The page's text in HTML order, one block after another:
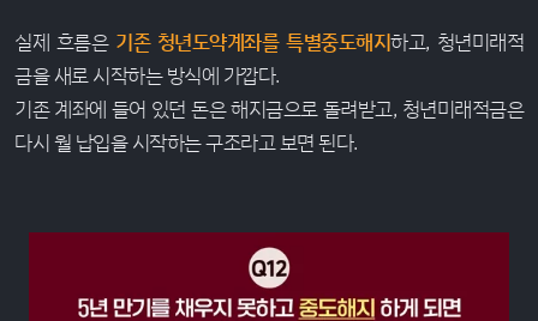
실제 흐름은 기존 청년도약계좌를 특별중도해지하고, 청년미래적
금을 새로 시작하는 방식에 가깝다.
기존 계좌에 들어 있던 돈은 해지금으로 돌려받고, 청년미래적금은
다시 월 납입을 시작하는 구조라고 보면 된다.